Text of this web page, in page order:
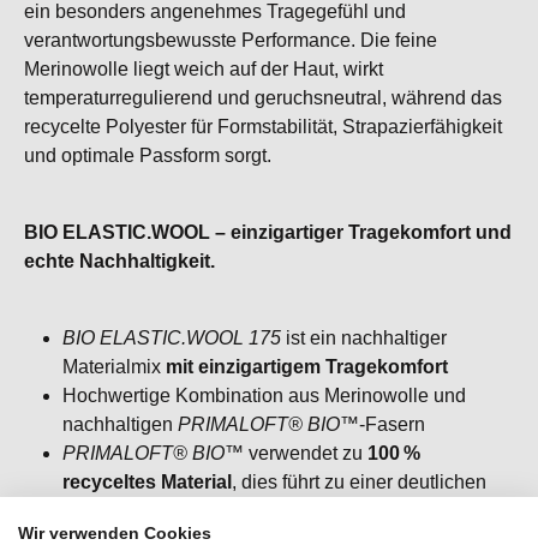
ein besonders angenehmes Tragegefühl und
verantwortungsbewusste Performance. Die feine
Merinowolle liegt weich auf der Haut, wirkt
temperaturregulierend und geruchsneutral, während das
recycelte Polyester für Formstabilität, Strapazierfähigkeit
und optimale Passform sorgt.
BIO ELASTIC.WOOL – einzigartiger Tragekomfort und
echte Nachhaltigkeit.
BIO ELASTIC.WOOL 175 ist ein nachhaltiger
Materialmix mit einzigartigem Tragekomfort
Hochwertige Kombination aus Merinowolle und
nachhaltigen PRIMALOFT® BIO™‑Fasern
PRIMALOFT® BIO™ verwendet zu 100 %
recyceltes Material , dies führt zu einer deutlichen
Faserproduktion
Wir verwenden Cookies